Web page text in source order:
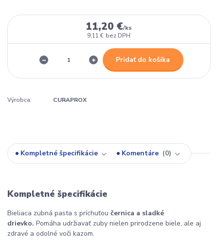
11,20 €/ks
9,11 € bez DPH
Pridať do košíka
Výrobca: CURAPROX
Kompletné špecifikácie Komentáre 0
Kompletné špecifikácie
Bieliaca zubná pasta s príchuťou černica a sladké
drievko. Pomáha udržiavať zuby nielen prirodzene biele, ale aj
zdravé a odolné voči kazom.